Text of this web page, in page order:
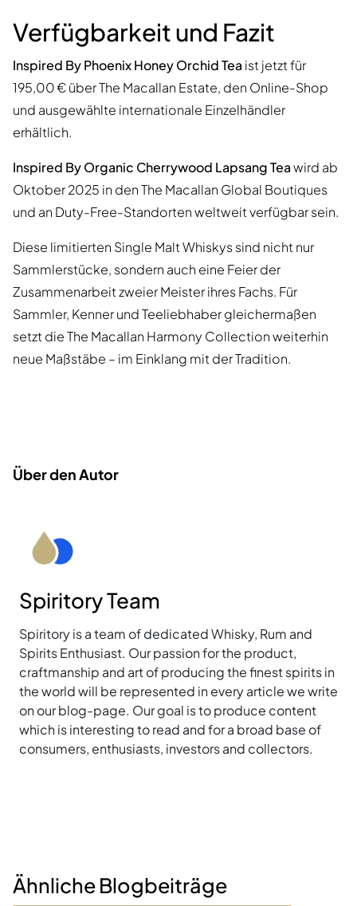
Verfügbarkeit und Fazit
Inspired By Phoenix Honey Orchid Tea ist jetzt für
195,00 € über The Macallan Estate, den Online-Shop
und ausgewählte internationale Einzelhändler
erhältlich.
Inspired By Organic Cherrywood Lapsang Teawird ab
Oktober 2025 in den The Macallan Global Boutiques
und an Duty-Free-Standorten weltweit verfügbar sein.
Diese limitierten Single Malt Whiskys sind nicht nur
Sammlerstücke, sondern auch eine Feier der
Zusammenarbeit zweier Meister ihres Fachs. Für
Sammler, Kenner und Teeliebhaber gleichermaßen
setzt die The Macallan Harmony Collection weiterhin
neue Maßstäbe – im Einklang mit der Tradition.
Über den Autor
Spiritory Team
Spiritory is a team of dedicated Whisky, Rum and
Spirits Enthusiast. Our passion for the product,
craftmanship and art of producing the finest spirits in
the world will be represented in every article we write
on our blog-page. Our goal is to produce content
which is interesting to read and for a broad base of
consumers, enthusiasts, investors and collectors.
Ähnliche Blogbeiträge